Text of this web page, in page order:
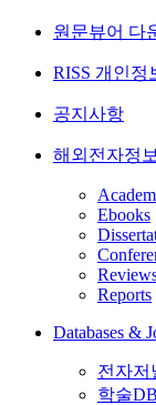
원문뷰어 다
RISS 개인정
공지사항
해외전자정
Ebooks
Reports
Databases &
전자저
학술